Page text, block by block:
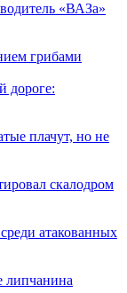
«ВАЗа»
грибами
дороге:
плачут, но не
скалодром
атакованных
липчанина